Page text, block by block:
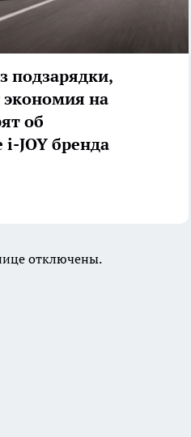
подзарядки,
экономия на
об
i-JOY бренда
отключены.